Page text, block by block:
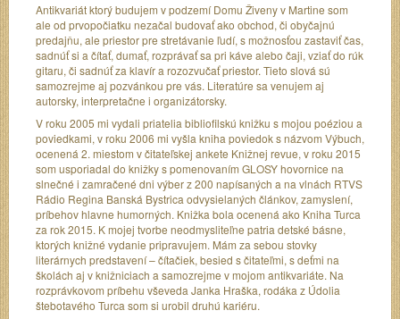
Antikvariát ktorý budujem v podzemí Domu Živeny v Martine som
ale od prvopočiatku nezačal budovať ako obchod, či obyčajnú
predajňu, ale priestor pre stretávanie ľudí, s možnosťou zastaviť čas,
sadnúť si a čítať, dumať, rozprávať sa pri káve alebo čaji, vziať do rúk
gitaru, či sadnúť za klavír a rozozvučať priestor. Tieto slová sú
samozrejme aj pozvánkou pre vás. Literatúre sa venujem aj
autorsky, interpretačne i organizátorsky.
V roku 2005 mi vydali priatelia bibliofilskú knižku s mojou poéziou a
poviedkami, v roku 2006 mi vyšla kniha poviedok s názvom Výbuch,
ocenená 2. miestom v čitateľskej ankete Knižnej revue, v roku 2015
som usporiadal do knižky s pomenovaním GLOSY hovornice na
slnečné i zamračené dni výber z 200 napísaných a na vlnách RTVS
Rádio Regina Banská Bystrica odvysielaných článkov, zamyslení,
príbehov hlavne humorných. Knižka bola ocenená ako Kniha Turca
za rok 2015. K mojej tvorbe neodmysliteľne patria detské básne,
ktorých knižné vydanie pripravujem. Mám za sebou stovky
literárnych predstavení – čítačiek, besied s čitateľmi, s deťmi na
školách aj v knižniciach a samozrejme v mojom antikvariáte. Na
rozprávkovom príbehu vševeda Janka Hraška, rodáka z Údolia
štebotavého Turca som si urobil druhú kariéru.